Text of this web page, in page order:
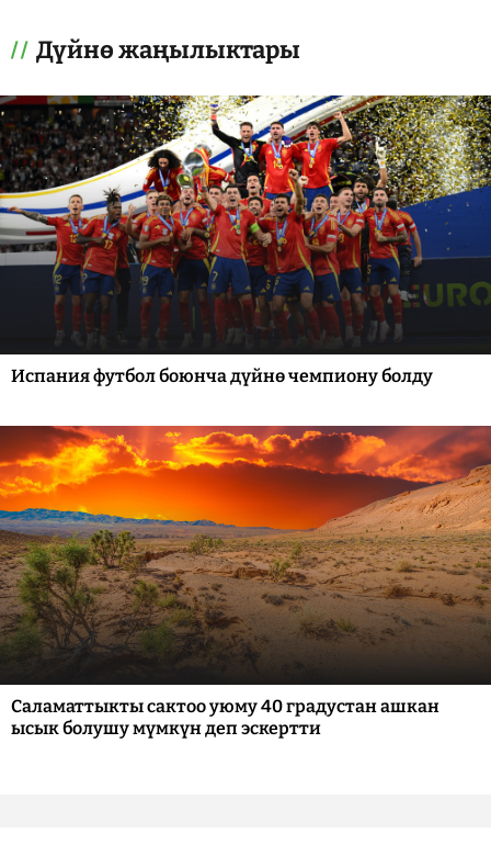
Дүйнө жаңылыктары
Испания футбол боюнча дүйнө чемпиону болду
Саламаттыкты сактоо уюму 40 градустан ашкан
ысык болушу мүмкүн деп эскертти